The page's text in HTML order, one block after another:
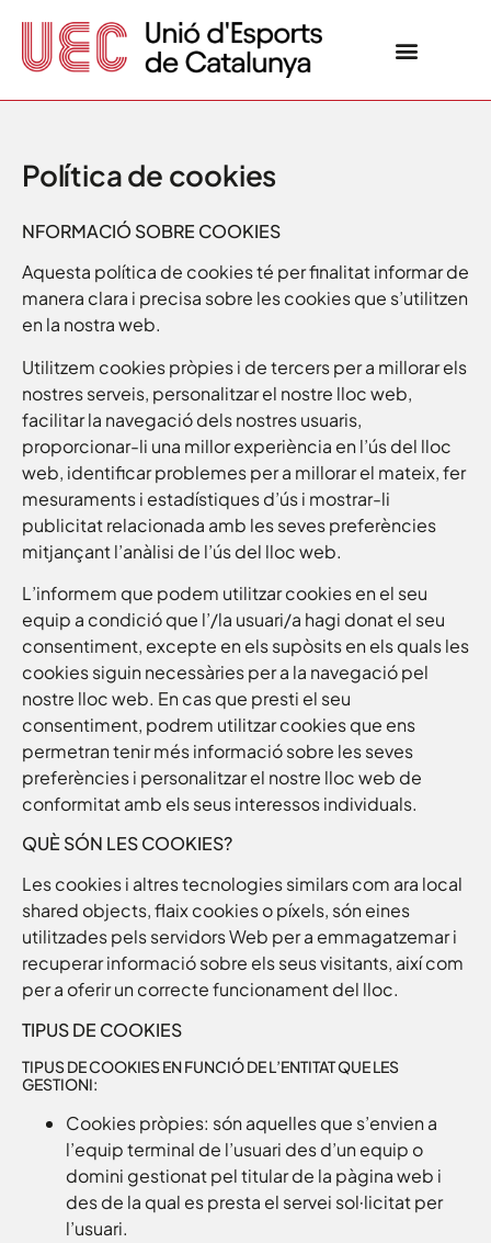
Política de cookies
NFORMACIÓ SOBRE COOKIES
Aquesta política de cookies té per finalitat informar de
manera clara i precisa sobre les cookies que s’utilitzen
en la nostra web.
Utilitzem cookies pròpies i de tercers per a millorar els
nostres serveis, personalitzar el nostre lloc web,
facilitar la navegació dels nostres usuaris,
proporcionar-li una millor experiència en l’ús del lloc
web, identificar problemes per a millorar el mateix, fer
mesuraments i estadístiques d’ús i mostrar-li
publicitat relacionada amb les seves preferències
mitjançant l’anàlisi de l’ús del lloc web.
L’informem que podem utilitzar cookies en el seu
equip a condició que l’/la usuari/a hagi donat el seu
consentiment, excepte en els supòsits en els quals les
cookies siguin necessàries per a la navegació pel
nostre lloc web. En cas que presti el seu
consentiment, podrem utilitzar cookies que ens
permetran tenir més informació sobre les seves
preferències i personalitzar el nostre lloc web de
conformitat amb els seus interessos individuals.
QUÈ SÓN LES COOKIES?
Les cookies i altres tecnologies similars com ara local
shared objects, flaix cookies o píxels, són eines
utilitzades pels servidors Web per a emmagatzemar i
recuperar informació sobre els seus visitants, així com
per a oferir un correcte funcionament del lloc.
TIPUS DE COOKIES
TIPUS DE COOKIES EN FUNCIÓ DE L’ENTITAT QUE LES
GESTIONI:
Cookies pròpies: són aquelles que s’envien a
l’equip terminal de l’usuari des d’un equip o
domini gestionat pel titular de la pàgina web i
des de la qual es presta el servei sol·licitat per
l’usuari.